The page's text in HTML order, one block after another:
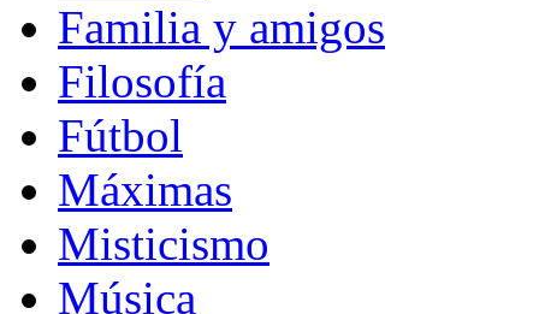
Familia y amigos
Filosofía
Fútbol
Máximas
Misticismo
Música